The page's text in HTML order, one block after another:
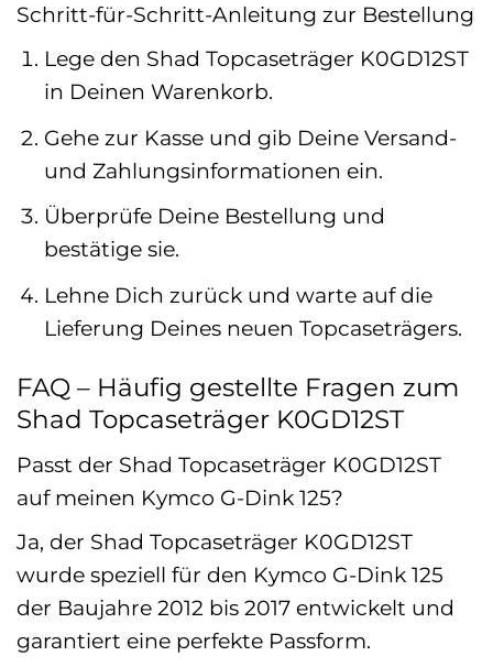
Schritt-für-Schritt-Anleitung zur Bestellung
Lege den Shad Topcaseträger K0GD12ST
in Deinen Warenkorb.
Gehe zur Kasse und gib Deine Versand-
und Zahlungsinformationen ein.
Überprüfe Deine Bestellung und
bestätige sie.
Lehne Dich zurück und warte auf die
Lieferung Deines neuen Topcaseträgers.
FAQ – Häufig gestellte Fragen zum
Shad Topcaseträger K0GD12ST
Passt der Shad Topcaseträger K0GD12ST
auf meinen Kymco G-Dink 125?
Ja, der Shad Topcaseträger K0GD12ST
wurde speziell für den Kymco G-Dink 125
der Baujahre 2012 bis 2017 entwickelt und
garantiert eine perfekte Passform.